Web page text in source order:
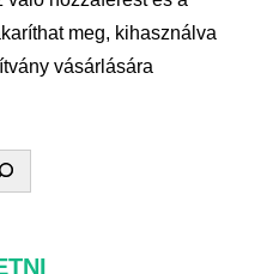
meg, kihasználva
vásárlására